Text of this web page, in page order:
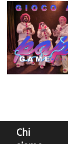
Chi